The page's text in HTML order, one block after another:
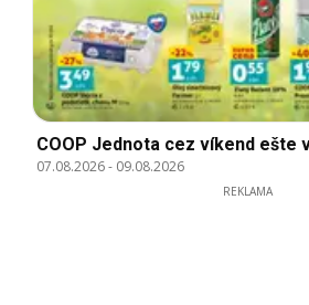
COOP Jednota cez víkend ešte
07.08.2026- 09.08.2026
REKLAMA